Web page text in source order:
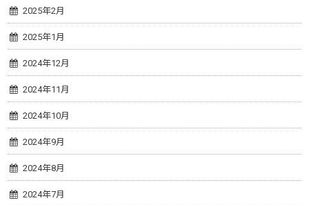
2025年2月
2025年1月
2024年12月
2024年11月
2024年10月
2024年9月
2024年8月
2024年7月